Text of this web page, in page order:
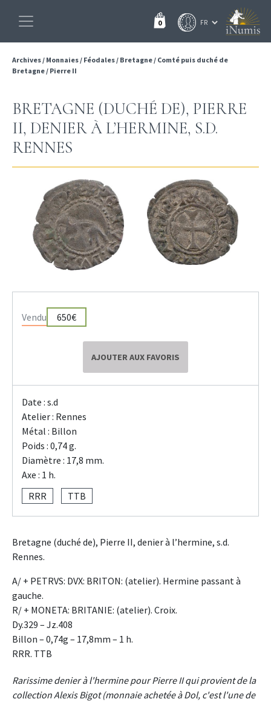
0
Archives/ Monnaies/ Féodales/ Bretagne/ Comté puis duché de
Bretagne/ Pierre II
BRETAGNE (DUCHÉ DE), PIERRE
II, DENIER À L’HERMINE, S.D.
RENNES
Vendu 650€
AJOUTER AUX FAVORIS
Date : s.d
Atelier : Rennes
Métal : Billon
Poids : 0,74 g.
Diamètre : 17,8 mm.
Axe : 1 h.
RRR
TTB
Bretagne (duché de), Pierre II, denier à l’hermine, s.d.
Rennes.
A/ + PETRVS: DVX: BRITON: (atelier). Hermine passant à
gauche.
R/ + MONETA: BRITANIE: (atelier). Croix.
Dy.329 – Jz.408
Billon – 0,74g – 17,8mm – 1 h.
RRR. TTB
Rarissime denier à l'hermine pour Pierre II qui provient de la
collection Alexis Bigot (monnaie achetée à Dol, c'est l'une de